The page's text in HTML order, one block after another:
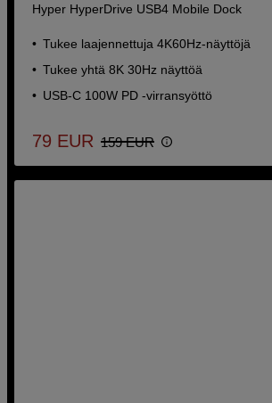
Hyper HyperDrive USB4 Mobile Dock
Tukee laajennettuja 4K60Hz-näyttöjä
Tukee yhtä 8K 30Hz näyttöä
USB-C 100W PD -virransyöttö
79 EUR 159 EUR